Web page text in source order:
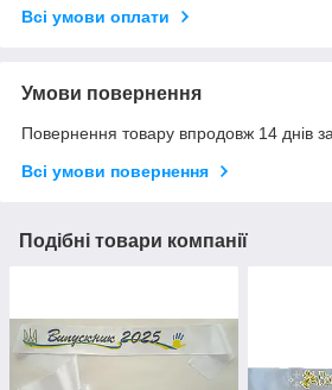
Всі умови оплати
Умови повернення
Повернення товару впродовж 14 днів
Всі умови повернення
Подібні товари компанії